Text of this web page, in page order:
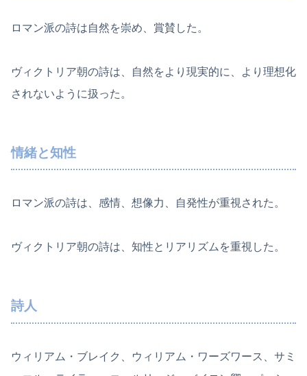
ロマン派の詩は自然を崇め、賞賛した。
ヴィクトリア朝の詩は、自然をより現実的に、より理想化
されないように扱った。
情緒と知性
ロマン派の詩は、感情、想像力、自発性が重視された。
ヴィクトリア朝の詩は、知性とリアリズムを重視した。
詩人
ウィリアム・ブレイク、ウィリアム・ワーズワース、サミ